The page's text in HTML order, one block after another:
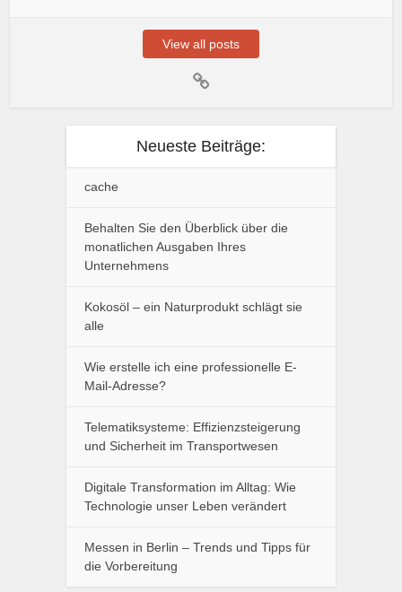
View all posts
Neueste Beiträge:
cache
Behalten Sie den Überblick über die
monatlichen Ausgaben Ihres
Unternehmens
Kokosöl – ein Naturprodukt schlägt sie
alle
Wie erstelle ich eine professionelle E-
Mail-Adresse?
Telematiksysteme: Effizienzsteigerung
und Sicherheit im Transportwesen
Digitale Transformation im Alltag: Wie
Technologie unser Leben verändert
Messen in Berlin – Trends und Tipps für
die Vorbereitung